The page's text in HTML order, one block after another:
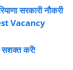
सरकारी नौकरी
Vacancy
सशक्त करें!